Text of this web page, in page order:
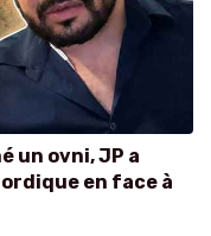
un ovni, JP a
en face à